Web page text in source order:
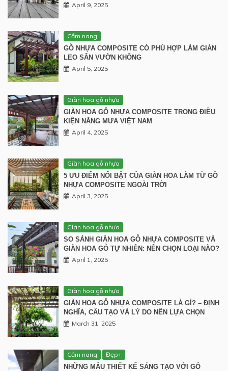
April 9, 2025
Cẩm nang
GỖ NHỰA COMPOSITE CÓ PHÙ HỢP LÀM GIÀN
LEO SÂN VƯỜN KHÔNG
April 5, 2025
Giàn hoa gỗ nhựa
GIÀN HOA GỖ NHỰA COMPOSITE TRONG ĐIỀU
KIỆN NẮNG MƯA VIỆT NAM
April 4, 2025
Giàn hoa gỗ nhựa
5 ƯU ĐIỂM NỔI BẬT CỦA GIÀN HOA LÀM TỪ GỖ
NHỰA COMPOSITE NGOÀI TRỜI
April 3, 2025
Giàn hoa gỗ nhựa
SO SÁNH GIÀN HOA GỖ NHỰA COMPOSITE VÀ
GIÀN HOA GỖ TỰ NHIÊN: NÊN CHỌN LOẠI NÀO?
April 1, 2025
Giàn hoa gỗ nhựa
GIÀN HOA GỖ NHỰA COMPOSITE LÀ GÌ? – ĐỊNH
NGHĨA, CẤU TẠO VÀ LÝ DO NÊN LỰA CHỌN
March 31, 2025
Cẩm nang
Đẹp+
NHỮNG MẪU THIẾT KẾ SÁNG TẠO VỚI GỖ